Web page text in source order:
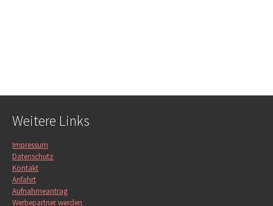
Weitere Links
Impressum
Datenschutz
Kontakt
Anfahrt
Aufnahmeantrag
Werbepartner werden